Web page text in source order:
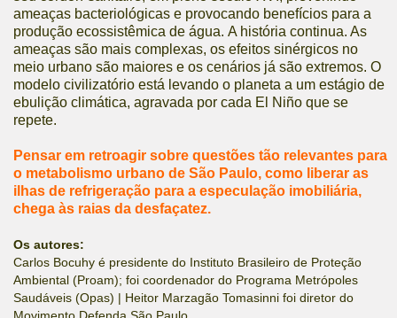
ameaças bacteriológicas e provocando benefícios para a
produção ecossistêmica de água. A história continua. As
ameaças são mais complexas, os efeitos sinérgicos no
meio urbano são maiores e os cenários já são extremos. O
modelo civilizatório está levando o planeta a um estágio de
ebulição climática, agravada por cada El Niño que se
repete.
Pensar em retroagir sobre questões tão relevantes para
o metabolismo urbano de São Paulo, como liberar as
ilhas de refrigeração para a especulação imobiliária,
chega às raias da desfaçatez.
Os autores:
Carlos Bocuhy é presidente do Instituto Brasileiro de Proteção
Ambiental (Proam); foi coordenador do Programa Metrópoles
Saudáveis (Opas) | Heitor Marzagão Tomasinni foi diretor do